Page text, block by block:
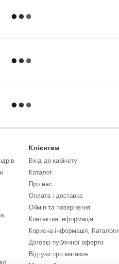
Клієнтам
Вхід до кабінету
Каталог
Про нас
Оплата і доставка
Обмін та повернення
Контактна інформація
Корисна інформація, Каталоги
Договір публічної оферти
Відгуки про магазин